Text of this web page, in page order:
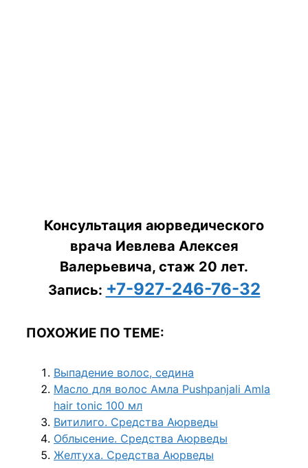
Консультация аюрведического
врача Иевлева Алексея
Валерьевича, стаж 20 лет.
Запись: +7-927-246-76-32
ПОХОЖИЕ ПО ТЕМЕ:
Выпадение волос, седина
Масло для волос Амла Pushpanjali Amla
hair tonic 100 мл
Витилиго. Средства Аюрведы
Облысение. Средства Аюрведы
Желтуха. Средства Аюрведы